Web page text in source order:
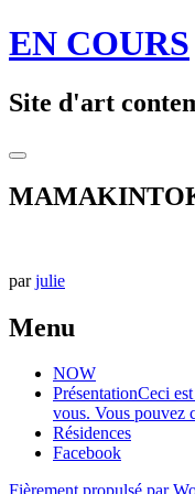
Aller
au
principal
EN COURS
Site d'art
Toggle
parjulie
des
articles
corps
sensible,
exposition,
Blanche
au
Bruxelles→
Menu
NOW
PrésentationCeci
vous. Vous pouvez
Résidences
Facebook